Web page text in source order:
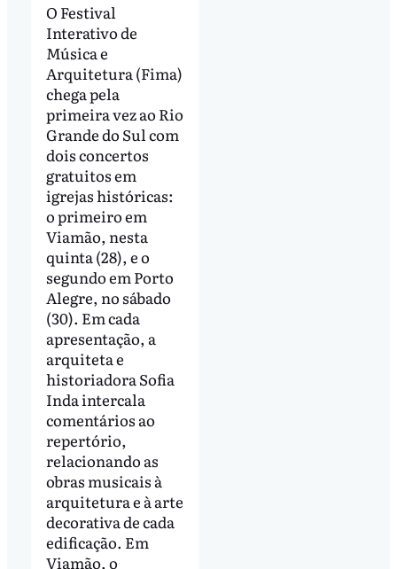
O Festival
Interativo de
Música e
Arquitetura (Fima)
chega pela
primeira vez ao Rio
Grande do Sul com
dois concertos
gratuitos em
igrejas históricas:
o primeiro em
Viamão, nesta
quinta (28), e o
segundo em Porto
Alegre, no sábado
(30). Em cada
apresentação, a
arquiteta e
historiadora Sofia
Inda intercala
comentários ao
repertório,
relacionando as
obras musicais à
arquitetura e à arte
decorativa de cada
edificação. Em
Viamão, o